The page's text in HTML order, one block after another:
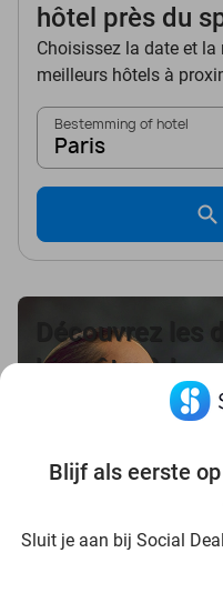
Blijf als eerste
Sluit je aan bij Social
hôtel près du
Choisissez la date et
meilleurs hôtels à
Bestemming of hotel
Paris
Découvrez les
bien-être à bas
dans votre
Voir les offres bien-